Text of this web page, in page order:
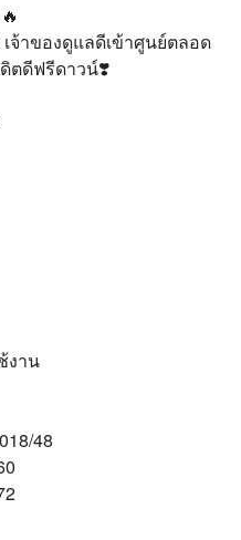
จ้าของดูแลดีเข้าศูนย์ตลอด
ตดีฟรีดาวน์❣️
งาน
48